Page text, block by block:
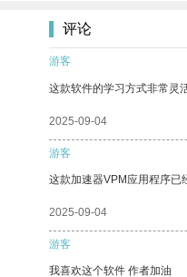
评论
游客
这款软件的学习方式非常灵
2025-09-04
游客
这款加速器VPM应用程序已
2025-09-04
游客
我喜欢这个软件 作者加油